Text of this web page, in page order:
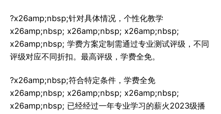
?x26amp;nbsp;针对具体情况，个性化教学
x26amp;nbsp; x26amp;nbsp; x26amp;nbsp;
x26amp;nbsp; 学费方案定制需通过专业测试评级，不同
评级对应不同折扣。最高评级，学费全免。
?x26amp;nbsp;符合特定条件，学费全免
x26amp;nbsp; x26amp;nbsp; x26amp;nbsp;
x26amp;nbsp; 已经经过一年专业学习的薪火2023级播